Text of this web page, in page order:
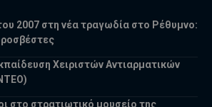
2007 στη νέα τραγωδία στο Ρέθυμνο:
Χειριστών Αντιαρματικών
στο στρατιωτικό μουσείο της